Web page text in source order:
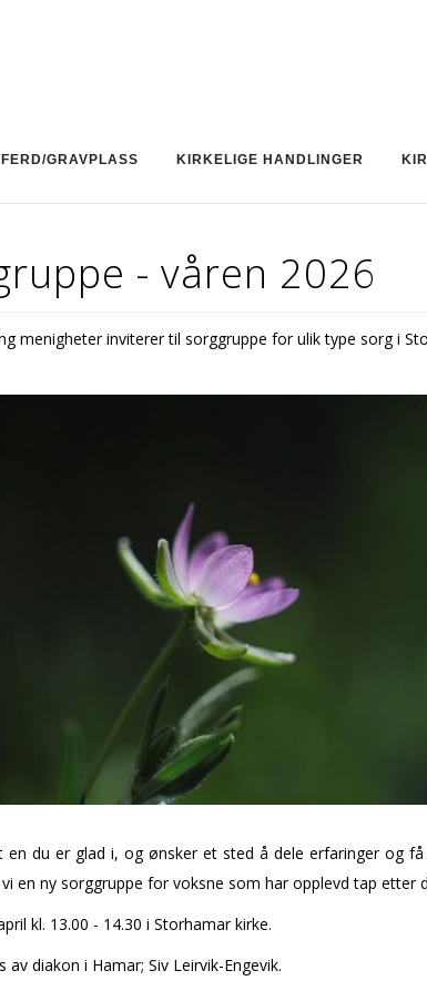
GRAVPLASS KIRKELIGE HANDLINGER
- våren 2026
menigheter inviterer til sorggruppe for ulik type sorg i
en du er glad i, og ønsker et sted å dele erfaringer og
en ny sorggruppe for voksne som har opplevd tap etter
kl. 13.00 - 14.30 i Storhamar kirke.
av diakon i Hamar; Siv Leirvik-Engevik.